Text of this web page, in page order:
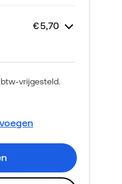
€ 5,70
vrijgesteld.